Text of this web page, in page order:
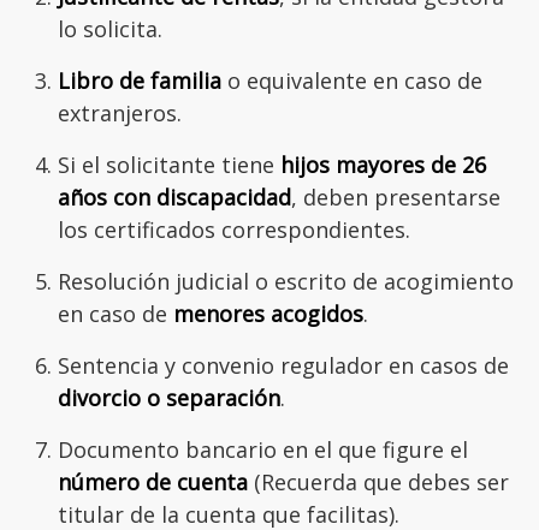
lo solicita.
Libro de familia o equivalente en caso de
extranjeros.
Si el solicitante tiene hijos mayores de 26
años con discapacidad, deben presentarse
los certificados correspondientes.
Resolución judicial o escrito de acogimiento
en caso de menores acogidos.
Sentencia y convenio regulador en casos de
divorcio o separación.
Documento bancario en el que figure el
número de cuenta (Recuerda que debes ser
titular de la cuenta que facilitas).